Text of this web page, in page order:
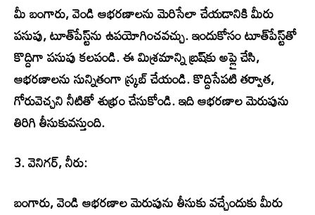
మీ బంగారు, వెండి ఆభరణాలను మెరిసేలా చేయడానికి మీరు
పసుపు, టూత్‌పేస్ట్‌ను ఉపయోగించవచ్చు. ఇందుకోసం టూత్‌పేస్ట్‌తో
కొద్దిగా పసుపు కలపండి. ఈ మిశ్రమాన్ని బ్రష్‌కు అప్లై చేసి,
ఆభరణాలను సున్నితంగా స్క్రబ్ చేయండి. కొద్దిసేపటి తర్వాత,
గోరువెచ్చని నీటితో శుభ్రం చేసుకోండి. ఇది ఆభరణాల మెరుపును
తిరిగి తీసుకువస్తుంది.
3. వెనిగర్, నీరు:
బంగారు, వెండి ఆభరణాల మెరుపును తీసుకు వచ్చేందుకు మీరు